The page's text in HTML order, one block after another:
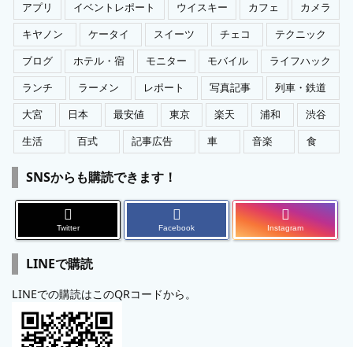
アプリ
イベントレポート ウイスキー カフェ
カメラ
キヤノン
ケータイ スイーツ チェコ
テクニック
ブログ
ホテル・宿 モニター モバイル
ライフハック
ランチ
ラーメン レポート 写真記事
列車・鉄道
大宮
日本 最安値 東京 楽天 浦和
渋谷
生活
百式 記事広告 車 音楽 食
SNSからも購読できます！
Twitter Facebook Instagram
LINEで購読
LINEでの購読はこのQRコードから。